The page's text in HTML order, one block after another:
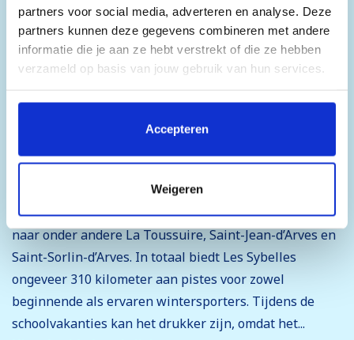
partners voor social media, adverteren en analyse. Deze
partners kunnen deze gegevens combineren met andere
informatie die je aan ze hebt verstrekt of die ze hebben
verzameld op basis van jouw gebruik van hun services.
Door op 'Accepteren' te klikken, stem je in met het
plaatsen van alle cookies. Klik op 'Details' voor een
cookies je wilt toestaan. Je kunt je voorkeuren op elk
moment wijzigen of je toestemming intrekken.
Accepteren
Weigeren
Le Corbier is een compact en praktisch ingericht Frans
ongeveer 1.550 meter hoogte en maakt deel uit van Les
Sybelles, een van de grootste aaneengesloten
skigebieden van Frankrijk. Vanuit Le Corbier ski je
naar onder andere La Toussuire, Saint-Jean-d’Arves en
Saint-Sorlin-d’Arves. In totaal biedt Les Sybelles
ongeveer 310 kilometer aan pistes voor zowel
beginnende als ervaren wintersporters. Tijdens de
schoolvakanties kan het drukker zijn, omdat het...